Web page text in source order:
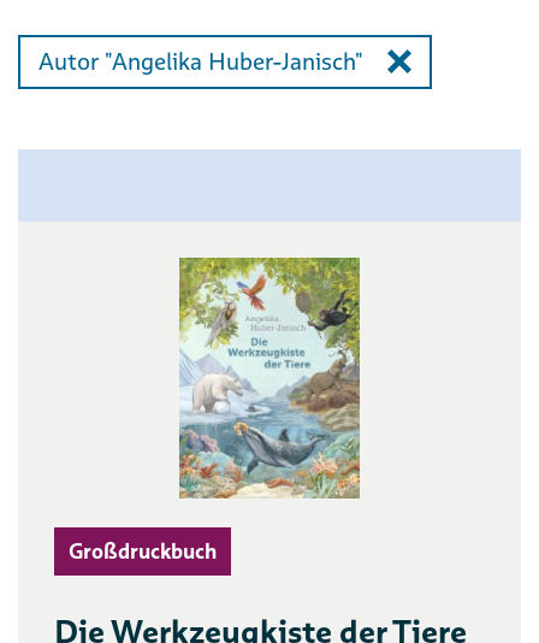
Autor "Angelika Huber-Janisch"
Großdruckbuch
Die Werkzeugkiste der Tiere